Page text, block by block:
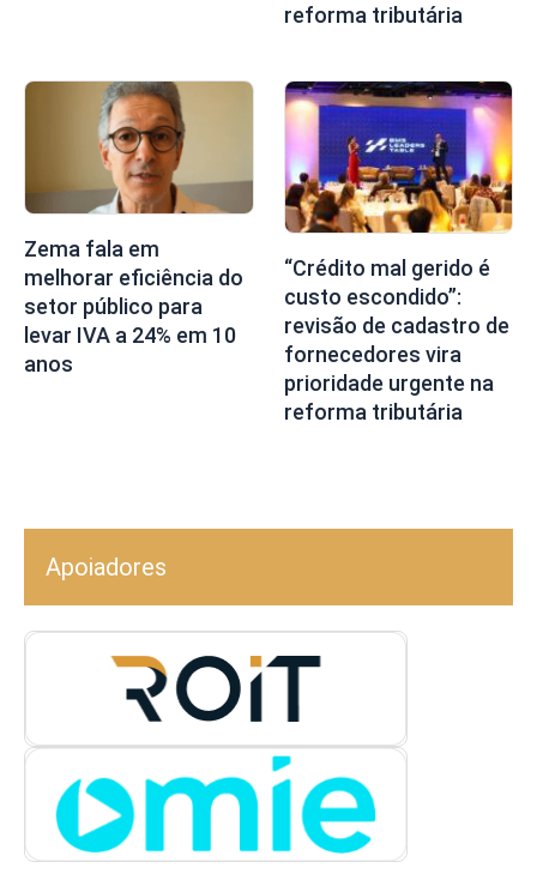
reforma tributária
Zema fala em
melhorar eficiência do
setor público para
levar IVA a 24% em 10
anos
“Crédito mal gerido é
custo escondido”:
revisão de cadastro de
fornecedores vira
prioridade urgente na
reforma tributária
Apoiadores